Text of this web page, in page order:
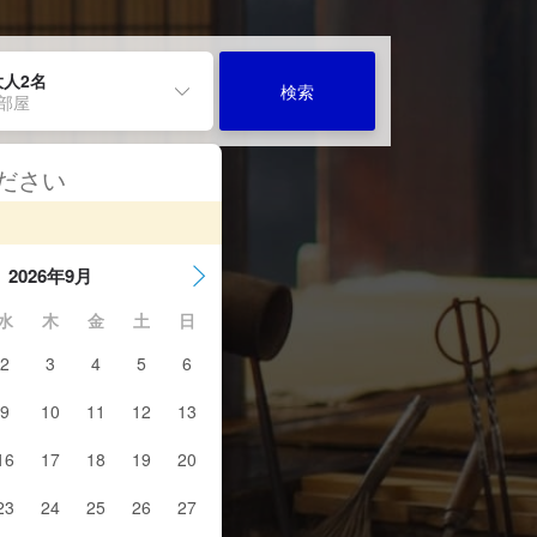
2名
屋
検索
さい
2026年9月
木 金 土
日
2
3 4 5
6
9
10 11 12
13
17 18 19
20
24 25 26 27